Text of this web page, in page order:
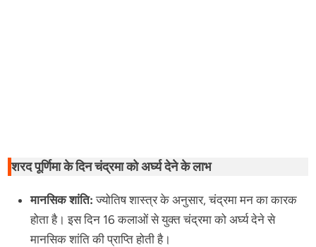
शरद पूर्णिमा के दिन चंद्रमा को अर्घ्य देने के लाभ
मानसिक शांति: ज्योतिष शास्त्र के अनुसार, चंद्रमा मन का कारक
होता है। इस दिन 16 कलाओं से युक्त चंद्रमा को अर्घ्य देने से
मानसिक शांति की प्राप्ति होती है।